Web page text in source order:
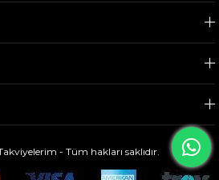
- Tüm hakları saklıdır.